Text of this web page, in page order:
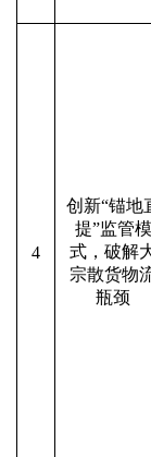
4
创新“锚地
提”监管模
式，破解
宗散货物
瓶颈